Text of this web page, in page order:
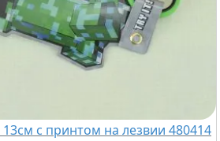
с принтом на лезвии 480414